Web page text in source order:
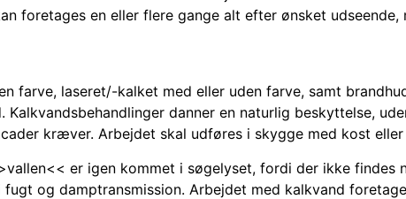
foretages en eller flere gange alt efter ønsket
farve, laseret/-kalket med eller uden farve, samt
Kalkvandsbehandlinger danner en naturlig beskyttelse,
kræver. Arbejdet skal udføres i skygge med kost
er igen kommet i søgelyset, fordi der ikke findes
og damptransmission. Arbejdet med kalkvand